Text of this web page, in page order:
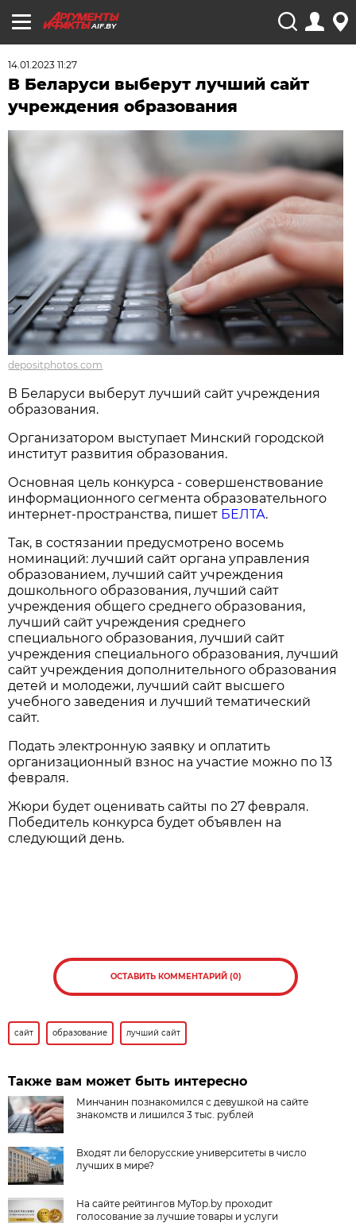
AIF.BY
14.01.2023 11:27
В Беларуси выберут лучший сайт
учреждения образования
depositphotos.com
В Беларуси выберут лучший сайт учреждения
образования.
Организатором выступает Минский городской
институт развития образования.
Основная цель конкурса - совершенствование
информационного сегмента образовательного
интернет-пространства, пишет БЕЛТА.
Так, в состязании предусмотрено восемь
номинаций: лучший сайт органа управления
образованием, лучший сайт учреждения
дошкольного образования, лучший сайт
учреждения общего среднего образования,
лучший сайт учреждения среднего
специального образования, лучший сайт
учреждения специального образования, лучший
сайт учреждения дополнительного образования
детей и молодежи, лучший сайт высшего
учебного заведения и лучший тематический
сайт.
Подать электронную заявку и оплатить
организационный взнос на участие можно по 13
февраля.
Жюри будет оценивать сайты по 27 февраля.
Победитель конкурса будет объявлен на
следующий день.
ОСТАВИТЬ КОММЕНТАРИЙ (0)
сайт образование лучший сайт
Также вам может быть интересно
Минчанин познакомился с девушкой на сайте
знакомств и лишился 3 тыс. рублей
Входят ли белорусские университеты в число
лучших в мире?
На сайте рейтингов MyTop.by проходит
голосование за лучшие товары и услуги